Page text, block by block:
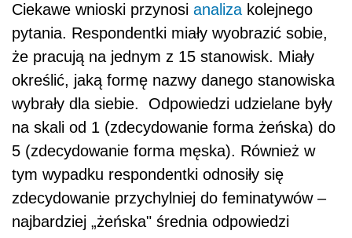
Ciekawe wnioski przynosi analiza kolejnego
pytania. Respondentki miały wyobrazić sobie,
że pracują na jednym z 15 stanowisk. Miały
określić, jaką formę nazwy danego stanowiska
wybrały dla siebie. Odpowiedzi udzielane były
na skali od 1 (zdecydowanie forma żeńska) do
5 (zdecydowanie forma męska). Również w
tym wypadku respondentki odnosiły się
zdecydowanie przychylniej do feminatywów –
najbardziej „żeńska" średnia odpowiedzi